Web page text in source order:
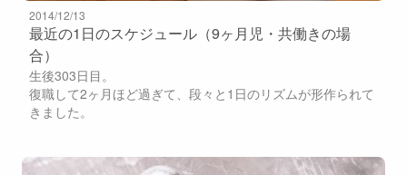
2014/12/13
最近の1日のスケジュール（9ヶ月児・共働きの場
合）
生後303日目。
復職して2ヶ月ほど過ぎて、段々と1日のリズムが形作られて
きました。